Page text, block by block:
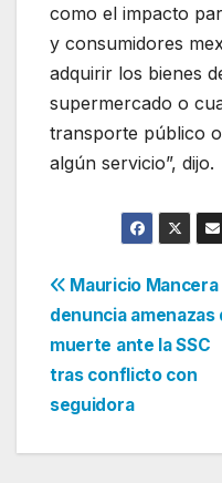
como el impacto
y consumidores
adquirir los bienes
supermercado o
transporte público
algún servicio”, dijo.
de
entradas
Mauricio Mancera
denuncia amenazas
muerte ante la SSC
tras conflicto con
seguidora